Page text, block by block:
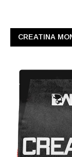
CREATINA